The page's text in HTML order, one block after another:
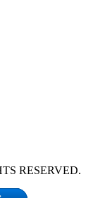
RESERVED.